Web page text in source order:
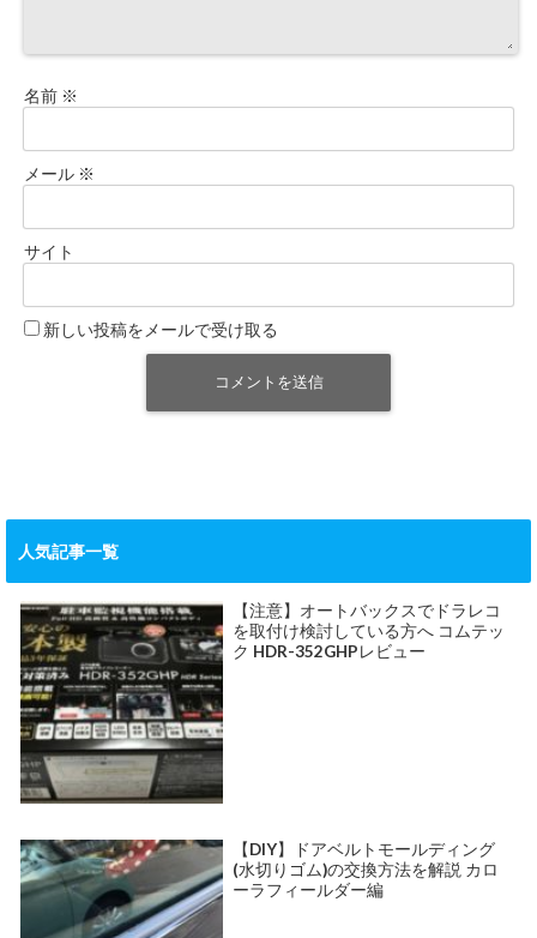
名前 ※
メール ※
サイト
新しい投稿をメールで受け取る
人気記事一覧
【注意】オートバックスでドラレコ
を取付け検討している方へ コムテッ
ク HDR-352GHPレビュー
【DIY】ドアベルトモールディング
(水切りゴム)の交換方法を解説 カロ
ーラフィールダー編